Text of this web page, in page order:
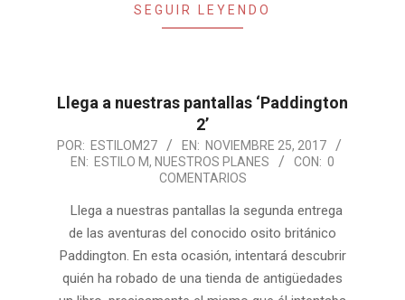
SEGUIR LEYENDO
Llega a nuestras pantallas ‘Paddington
2’
2017-
11-
POR: ESTILOM27 EN: NOVIEMBRE 25, 2017
EN: ESTILO M, NUESTROS PLANES CON: 0
COMENTARIOS
Llega a nuestras pantallas la segunda entrega
de las aventuras del conocido osito británico
Paddington. En esta ocasión, intentará descubrir
quién ha robado de una tienda de antigüedades